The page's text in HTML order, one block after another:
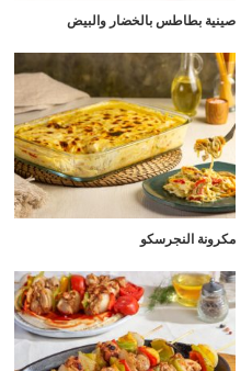
صينية بطاطس بالخضار والبيض
مكرونة النجرسكو